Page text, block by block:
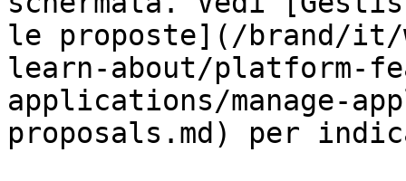
le proposte](/brand/it/
learn-about/platform-
applications/manage-
proposals.md) per